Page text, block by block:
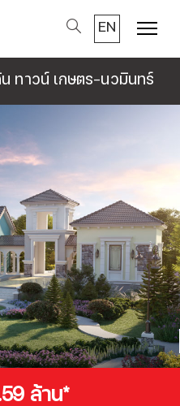
EN
Menu
น ทาวน์ เกษตร-นวมินทร์
ล้าน*